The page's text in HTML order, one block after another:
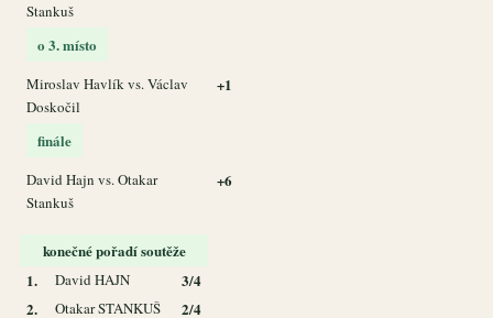
Stankuš
o 3. místo
Miroslav Havlík vs. Václav
Doskočil
+1
finále
David Hajn vs. Otakar
Stankuš
+6
konečné pořadí soutěže
1.
David HAJN
3/4
2.
Otakar STANKUŠ
2/4